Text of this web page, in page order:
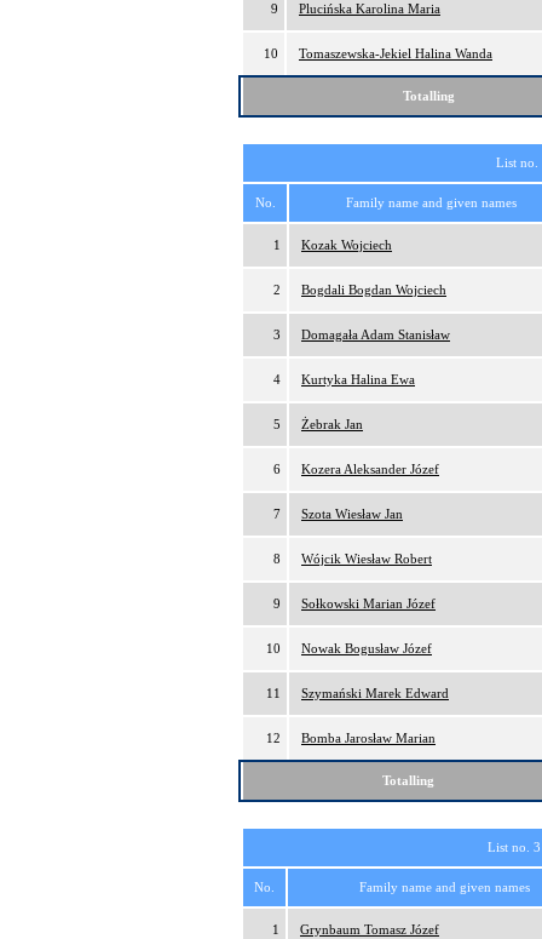
9 Plucińska Karolina Maria
10 Tomaszewska-Jekiel Halina Wanda
Totalling
List
No. Family name and given names
1 Kozak Wojciech
2 Bogdali Bogdan Wojciech
3 Domagała Adam Stanisław
4 Kurtyka Halina Ewa
5 Żebrak Jan
6 Kozera Aleksander Józef
7 Szota Wiesław Jan
8 Wójcik Wiesław Robert
9 Sołkowski Marian Józef
10 Nowak Bogusław Józef
11 Szymański Marek Edward
12 Bomba Jarosław Marian
Totalling
List no.
No. Family name and given names
1 Grynbaum Tomasz Józef